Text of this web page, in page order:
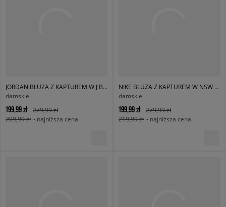
JORDAN BLUZA Z KAPTUREM W J BRK FLC PO 24
damskie
199,99 zł
279,99 zł
209,99 zł - najniższa cena
NIKE BLUZA Z KAPTUREM W NSW PHNX FLC OS PO HOODIE
damskie
199,99 zł
279,99 zł
219,99 zł - najniższa cena